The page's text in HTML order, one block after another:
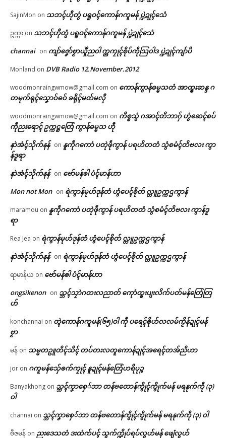
SajinMon on သဘၚ်ဟီုတွံ ပရူဝၚ်ကောန်ဂကူမန် ပ္ဍဲဍုၚ်သေံ
ဥက္ကာ on သဘၚ်ဟီုတွံ ပရူဝၚ်ကောန်ဂကူမန် ပ္ဍဲဍုၚ်သေံ
channai on ကျာ်ဇၞော်ဗၟာယှိုဲညဝါ က္ညကၠုၚ်စိုပ်ကဵုသြဝါဒ ပ္ဍဲဍုၚ်ကျာ်ပိ
Monland on DVB Radio 12.November.2012
woodmonraingwmow@gmail.com on ကောန်ကွာန်ဓမ္မသတံ အာထ္ၜးဆန္ဒ ဂ
တမုက်ရုၚ်သၞောဝ်ဓဝ် ခရိုၚ်မတ်မလီု
woodmonraingwmow@gmail.com on ကိစ္စသွံ ဂအာၚ်တိဘာဂှ် ဟွံဆေၚ်စပ်
ကဵုညးရောၚ် ဥက္ကဋ္ဌတြေံ ကွာန်ဓမ္မသ ဟီု
နာဲအံၚ်သိုက်နန် on နူကဵုဂကောံ ပတုဲဖဵုကွာန် ပရဟိတတံ သွံစမံၚ်တိဗလး ကွာ
န်ဒူရာ
နာဲအံၚ်သိုက်နန် on ဗော်မန်ၜါ ပံၚ်မာန်ဟာ
Mon not Mon on ရဲကွာန်မုဟ်ဒုန်တံ ဟွံပေၚ်စိုတ် လ္တူဥက္ကဌကွာန်
maramou on နူကဵုဂကောံ ပတုဲဖဵုကွာန် ပရဟိတတံ သွံစမံၚ်တိဗလး ကွာန်ဒူ
ရာ
Rea Jea on ရဲကွာန်မုဟ်ဒုန်တံ ဟွံပေၚ်စိုတ် လ္တူဥက္ကဌကွာန်
နာဲအံၚ်သိုက်နန် on ရဲကွာန်မုဟ်ဒုန်တံ ဟွံပေၚ်စိုတ် လ္တူဥက္ကဌကွာန်
ရာမာန်ယ on ဗော်မန်ၜါ ပံၚ်မာန်ဟာ
ongsikenon on သ္ဘၚ်သၠာဲဂတးလညာတ် ကေုာံထ္ၜးပျးလိက်ပတ်မန်တြေံတြ
ဟ်
konchannai on တ္ၚဲကောန်ဂကူမန်(၆၅)ဝါ ကဵု ပရေၚ်ၜိုဟ်လလမ်ကၟိန်ဍုၚ်မန်
ဗၟာ
မန် on သမ္မတဥူတိၚ်သိၚ် တပ်တးလတူကောန်ဍုၚ်အရေၚ်တအ်ညိဟာ
jor on ဂကူမန်​သှ်ေၜက်ကၠုၚ် နူဍုၚ်မန်တြေံဟရိပုဉ္ဇ
Banyakhong on သ္ဘၚ်ကၞာစှေ်ဘာ တန်ဗတောန်ကွိုၚ်ကွိုက်မန် မရနုက်ကဵု (၃)
ဝါ
channai on သ္ဘၚ်ကၞာစှေ်ဘာ တန်ဗတောန်ကွိုၚ်ကွိုက်မန် မရနုက်ကဵု (၃) ဝါ
ဗီဇမန် on ညးဒေသတံ ဒးထံက်ပၚ် သွက်က္ဍိုပ်ရပ်လွဟ်မန် ဖျေံလွဟ်